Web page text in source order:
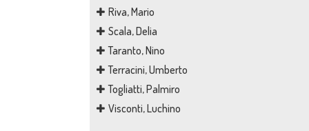
Riva, Mario
Scala, Delia
Taranto, Nino
Terracini, Umberto
Togliatti, Palmiro
Visconti, Luchino